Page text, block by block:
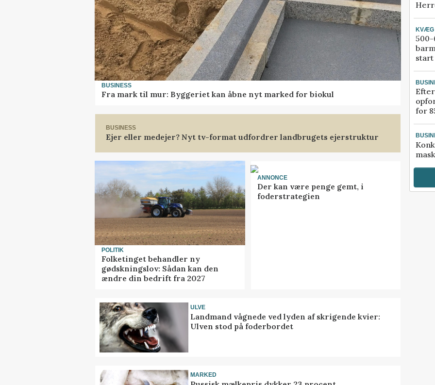
BUSINESS
Fra mark til mur: Byggeriet kan åbne nyt marked for biokul
BUSINESS
Ejer eller medejer? Nyt tv-format udfordrer landbrugets ejerstruktur
POLITIK
Folketinget behandler ny
gødskningslov: Sådan kan den
ændre din bedrift fra 2027
ANNONCE
Der kan være penge gemt, i
foderstrategien
ULVE
Landmand vågnede ved lyden af skrigende kvier:
Ulven stod på foderbordet
MARKED
KVÆG
for